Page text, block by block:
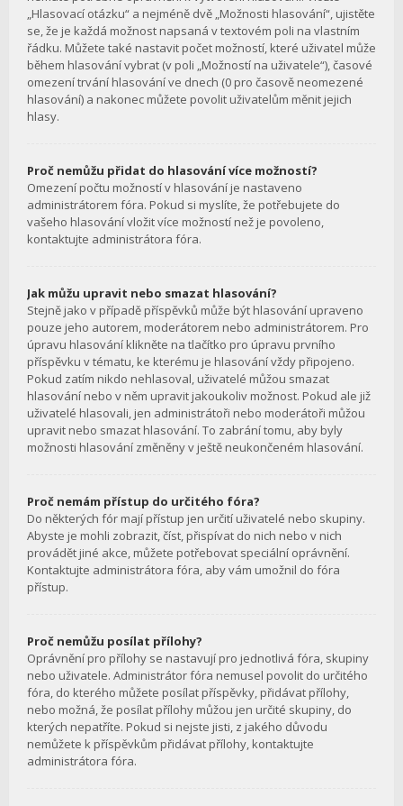
„Hlasovací otázku“ a nejméně dvě „Možnosti hlasování“, ujistěte
se, že je každá možnost napsaná v textovém poli na vlastním
řádku. Můžete také nastavit počet možností, které uživatel může
během hlasování vybrat (v poli „Možností na uživatele“), časové
omezení trvání hlasování ve dnech (0 pro časově neomezené
hlasování) a nakonec můžete povolit uživatelům měnit jejich
hlasy.
Proč nemůžu přidat do hlasování více možností?
Omezení počtu možností v hlasování je nastaveno
administrátorem fóra. Pokud si myslíte, že potřebujete do
vašeho hlasování vložit více možností než je povoleno,
kontaktujte administrátora fóra.
Jak můžu upravit nebo smazat hlasování?
Stejně jako v případě příspěvků může být hlasování upraveno
pouze jeho autorem, moderátorem nebo administrátorem. Pro
úpravu hlasování klikněte na tlačítko pro úpravu prvního
příspěvku v tématu, ke kterému je hlasování vždy připojeno.
Pokud zatím nikdo nehlasoval, uživatelé můžou smazat
hlasování nebo v něm upravit jakoukoliv možnost. Pokud ale již
uživatelé hlasovali, jen administrátoři nebo moderátoři můžou
upravit nebo smazat hlasování. To zabrání tomu, aby byly
možnosti hlasování změněny v ještě neukončeném hlasování.
Proč nemám přístup do určitého fóra?
Do některých fór mají přístup jen určití uživatelé nebo skupiny.
Abyste je mohli zobrazit, číst, přispívat do nich nebo v nich
provádět jiné akce, můžete potřebovat speciální oprávnění.
Kontaktujte administrátora fóra, aby vám umožnil do fóra
přístup.
Proč nemůžu posílat přílohy?
Oprávnění pro přílohy se nastavují pro jednotlivá fóra, skupiny
nebo uživatele. Administrátor fóra nemusel povolit do určitého
fóra, do kterého můžete posílat příspěvky, přidávat přílohy,
nebo možná, že posílat přílohy můžou jen určité skupiny, do
kterých nepatříte. Pokud si nejste jisti, z jakého důvodu
nemůžete k příspěvkům přidávat přílohy, kontaktujte
administrátora fóra.